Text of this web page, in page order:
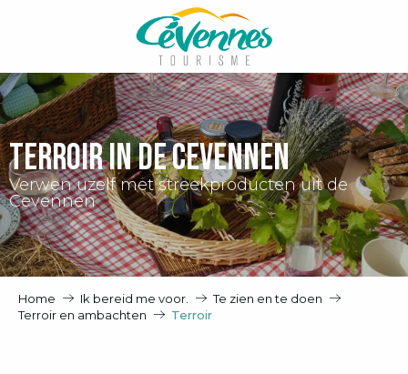
principal
Terroir in de Cevennen
Verwen uzelf met streekproducten uit de
Cevennen
Home Ik bereid me voor.
Te zien en te doen
Terroir en ambachten
Terroir